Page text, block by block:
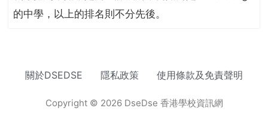
的中學，以上的排名則不分先後。
關於DSEDSE 隱私政策 使用條款及免責聲明
Copyright © 2026 DseDse 香港學校資訊網